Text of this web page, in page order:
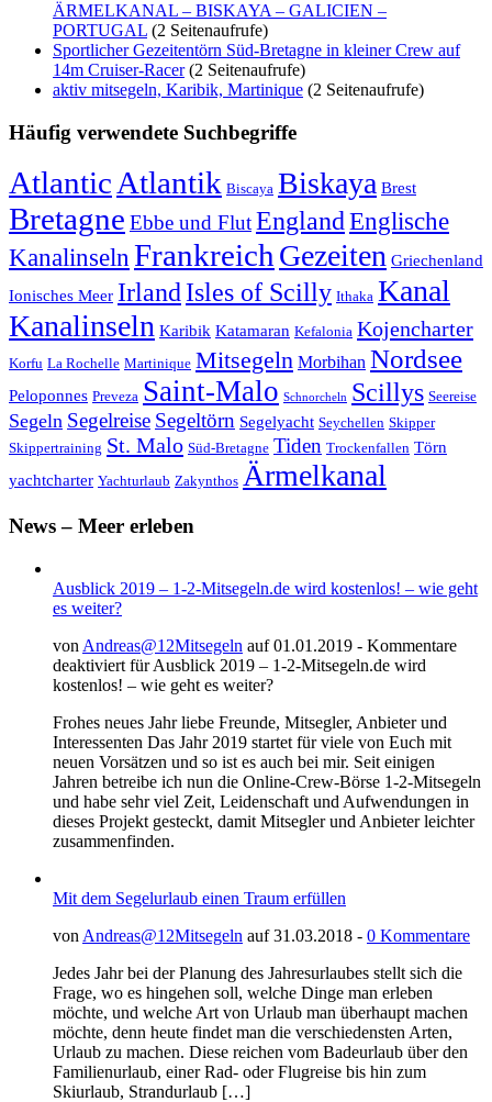
ÄRMELKANAL – BISKAYA – GALICIEN –
PORTUGAL (2 Seitenaufrufe)
Sportlicher Gezeitentörn Süd-Bretagne in kleiner Crew auf
14m Cruiser-Racer(2 Seitenaufrufe)
aktiv mitsegeln, Karibik, Martinique (2 Seitenaufrufe)
Häufig verwendete Suchbegriffe
Atlantic Atlantik Biscaya Biskaya Brest
Bretagne Ebbe und Flut EnglandEnglische
KanalinselnFrankreich Gezeiten Griechenland
Ionisches Meer IrlandIsles of Scilly Ithaka Kanal
Kanalinseln Karibik Katamaran Kefalonia Kojencharter
Korfu La Rochelle Martinique Mitsegeln Morbihan Nordsee
Peloponnes Preveza Saint-Malo Schnorcheln Scillys Seereise
Segeln Segelreise Segeltörn Segelyacht Seychellen Skipper
Skippertraining St. Malo Süd-Bretagne Tiden Trockenfallen Törn
yachtcharter Yachturlaub Zakynthos Ärmelkanal
News – Meer erleben
Ausblick 2019 – 1-2-Mitsegeln.de wird kostenlos! – wie geht
es weiter?
von Andreas@12Mitsegeln auf 01.01.2019 - Kommentare
deaktiviert für Ausblick 2019 – 1-2-Mitsegeln.de wird
kostenlos! – wie geht es weiter?
Frohes neues Jahr liebe Freunde, Mitsegler, Anbieter und
Interessenten Das Jahr 2019 startet für viele von Euch mit
neuen Vorsätzen und so ist es auch bei mir. Seit einigen
Jahren betreibe ich nun die Online-Crew-Börse 1-2-Mitsegeln
und habe sehr viel Zeit, Leidenschaft und Aufwendungen in
dieses Projekt gesteckt, damit Mitsegler und Anbieter leichter
zusammenfinden.
Mit dem Segelurlaub einen Traum erfüllen
von Andreas@12Mitsegeln auf 31.03.2018 - 0 Kommentare
Jedes Jahr bei der Planung des Jahresurlaubes stellt sich die
Frage, wo es hingehen soll, welche Dinge man erleben
möchte, und welche Art von Urlaub man überhaupt machen
möchte, denn heute findet man die verschiedensten Arten,
Urlaub zu machen. Diese reichen vom Badeurlaub über den
Familienurlaub, einer Rad- oder Flugreise bis hin zum
Skiurlaub, Strandurlaub […]